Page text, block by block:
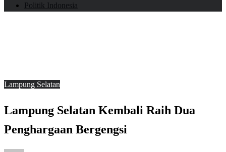
Politik Indonesia
Lampung Selatan
Lampung Selatan Kembali Raih Dua
Penghargaan Bergengsi